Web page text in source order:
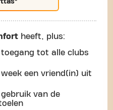
heeft, plus:
toegang tot alle clubs
week een vriend(in) uit
van de